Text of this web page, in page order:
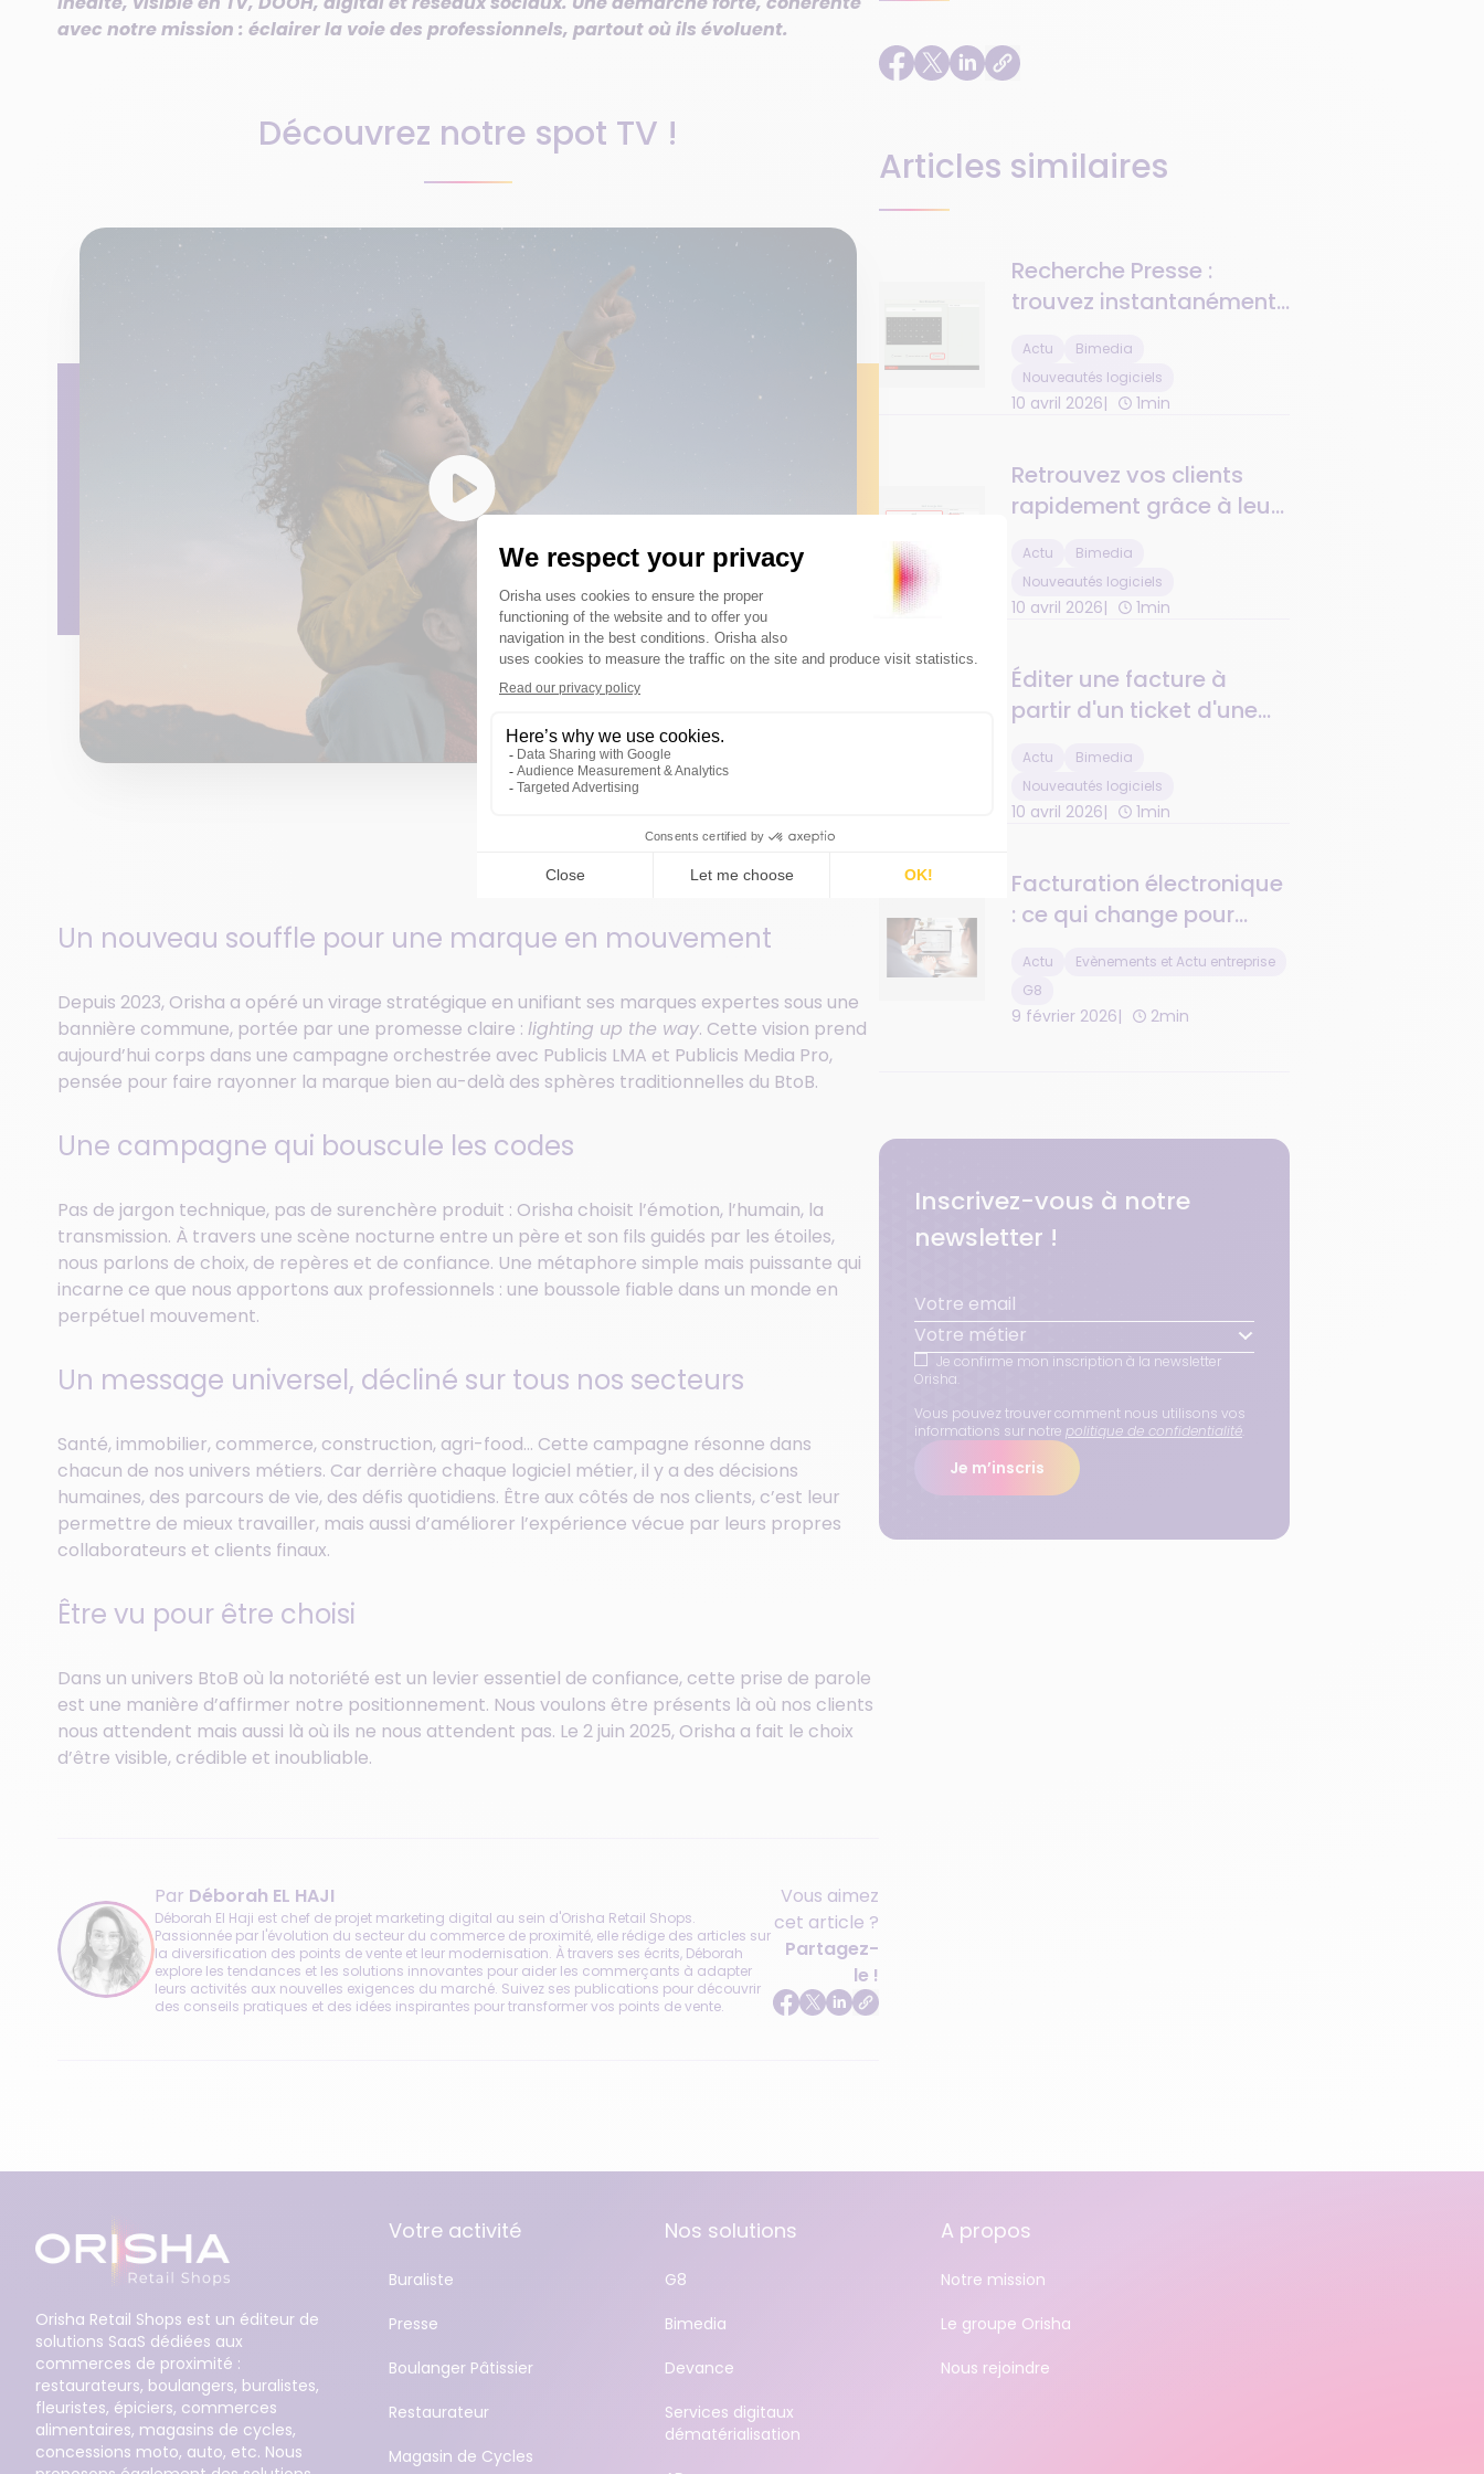
avec notre mission : éclairer la voie des professionnels, partout où ils évoluent.
Découvrez notre spot TV !
Un nouveau souffle pour une marque en mouvement
Depuis 2023, Orisha a opéré un virage stratégique en unifiant ses marques expertes sous une
bannière commune, portée par une promesse claire : lighting up the way. Cette vision prend
aujourd’hui corps dans une campagne orchestrée avec Publicis LMA et Publicis Media Pro,
pensée pour faire rayonner la marque bien au-delà des sphères traditionnelles du BtoB.
Une campagne qui bouscule les codes
Pas de jargon technique, pas de surenchère produit : Orisha choisit l’émotion, l’humain, la
transmission. À travers une scène nocturne entre un père et son fils guidés par les étoiles,
nous parlons de choix, de repères et de confiance. Une métaphore simple mais puissante qui
incarne ce que nous apportons aux professionnels : une boussole fiable dans un monde en
perpétuel mouvement.
Un message universel, décliné sur tous nos secteurs
Santé, immobilier, commerce, construction, agri-food… Cette campagne résonne dans
chacun de nos univers métiers. Car derrière chaque logiciel métier, il y a des décisions
humaines, des parcours de vie, des défis quotidiens. Être aux côtés de nos clients, c’est leur
permettre de mieux travailler, mais aussi d’améliorer l’expérience vécue par leurs propres
collaborateurs et clients finaux.
Être vu pour être choisi
Dans un univers BtoB où la notoriété est un levier essentiel de confiance, cette prise de parole
est une manière d’affirmer notre positionnement. Nous voulons être présents là où nos clients
nous attendent mais aussi là où ils ne nous attendent pas. Le 2 juin 2025, Orisha a fait le choix
d’être visible, crédible et inoubliable.
Par Déborah EL HAJI
Déborah El Haji est chef de projet marketing digital au sein d'Orisha Retail Shops.
Passionnée par l'évolution du secteur du commerce de proximité, elle rédige des articles sur
la diversification des points de vente et leur modernisation. À travers ses écrits, Déborah
explore les tendances et les solutions innovantes pour aider les commerçants à adapter
leurs activités aux nouvelles exigences du marché. Suivez ses publications pour découvrir
des conseils pratiques et des idées inspirantes pour transformer vos points de vente.
Vous aimez
cet article ?
Partagez-
le !
Articles similaires
Recherche Presse :
trouvez instantanément
Actu
Bimedia
Nouveautés logiciels
10 avril 2026 1min
Retrouvez vos clients
rapidement grâce à leur
Actu
Bimedia
Nouveautés logiciels
10 avril 2026 1min
Éditer une facture à
partir d'un ticket d'une
désormais possible !
Actu
Bimedia
Nouveautés logiciels
10 avril 2026 1min
Facturation électronique
: ce qui change pour
vous accompagne
Actu
Evènements et Actu entreprise
G8
9 février 2026 2min
Inscrivez-vous à notre
newsletter !
Votre métier
Je confirme mon inscription à la newsletter
Orisha.
Vous pouvez trouver comment nous utilisons vos
informations sur notre politique de confidentialité
Je m’inscris
Orisha Retail Shops est un éditeur de
solutions SaaS dédiées aux
commerces de proximité :
restaurateurs, boulangers, buralistes,
fleuristes, épiciers, commerces
alimentaires, magasins de cycles,
concessions moto, auto, etc. Nous
Votre activité
Buraliste
Presse
Boulanger Pâtissier
Restaurateur
Magasin de Cycles
Nos solutions
G8
Bimedia
Devance
Services digitaux
dématérialisation
A propos
Notre mission
Le groupe Orisha
Nous rejoindre